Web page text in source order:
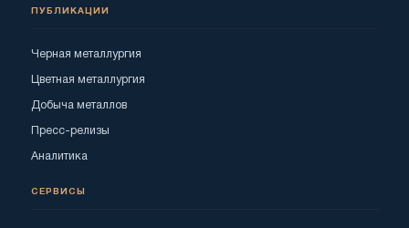
ПУБЛИКАЦИИ
Черная металлургия
Цветная металлургия
Добыча металлов
Пресс-релизы
Аналитика
СЕРВИСЫ